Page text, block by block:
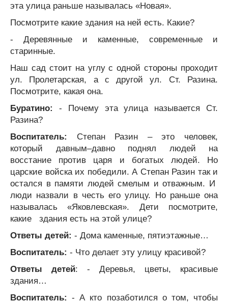
эта улица раньше называлась «Новая».
Посмотрите какие здания на ней есть. Какие?
- Деревянные и каменные, современные и
старинные.
Наш сад стоит на углу с одной стороны проходит
ул. Пролетарская, а с другой ул. Ст. Разина.
Посмотрите, какая она.
Буратино:
- Почему эта улица называется Ст.
Разина?
Воспитатель:
Степан Разин – это человек,
который давным–давно поднял людей на
восстание против царя и богатых людей. Но
царские войска их победили. А Степан Разин так и
остался в памяти людей смелым и отважным. И
люди назвали в честь его улицу. Но раньше она
называлась «Яковлевская». Дети посмотрите,
какие здания есть на этой улице?
Ответы детей: - Дома каменные, пятиэтажные…
Воспитатель: - Что делает эту улицу красивой?
Ответы детей: - Деревья, цветы, красивые
здания…
Воспитатель:- А кто позаботился о том, чтобы